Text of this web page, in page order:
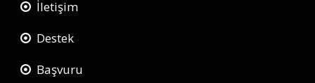
İletişim
Destek
Başvuru